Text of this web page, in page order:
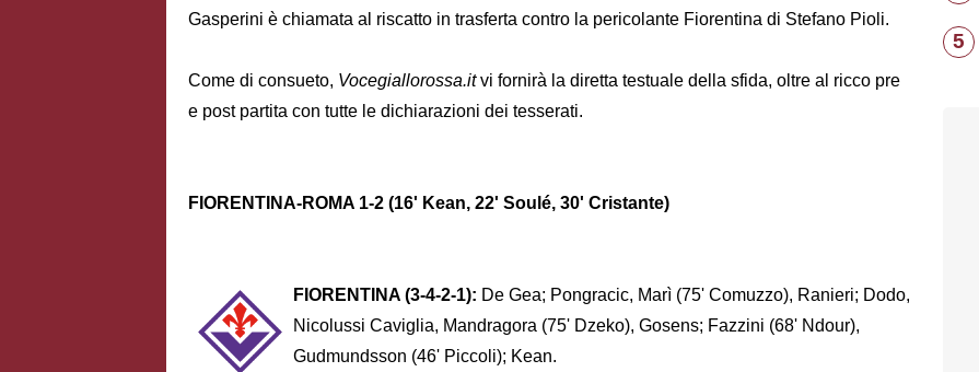
Gasperini è chiamata al riscatto in trasferta contro la pericolante Fiorentina di Stefano Pioli.
Come di consueto, Vocegiallorossa.itvi fornirà la diretta testuale della sfida, oltre al ricco pre
e post partita con tutte le dichiarazioni dei tesserati.
FIORENTINA-ROMA 1-2 (16' Kean, 22' Soulé, 30' Cristante)
FIORENTINA (3-4-2-1): De Gea; Pongracic, Marì (75' Comuzzo), Ranieri; Dodo,
Nicolussi Caviglia, Mandragora (75' Dzeko), Gosens; Fazzini (68' Ndour),
Gudmundsson (46' Piccoli); Kean.
5